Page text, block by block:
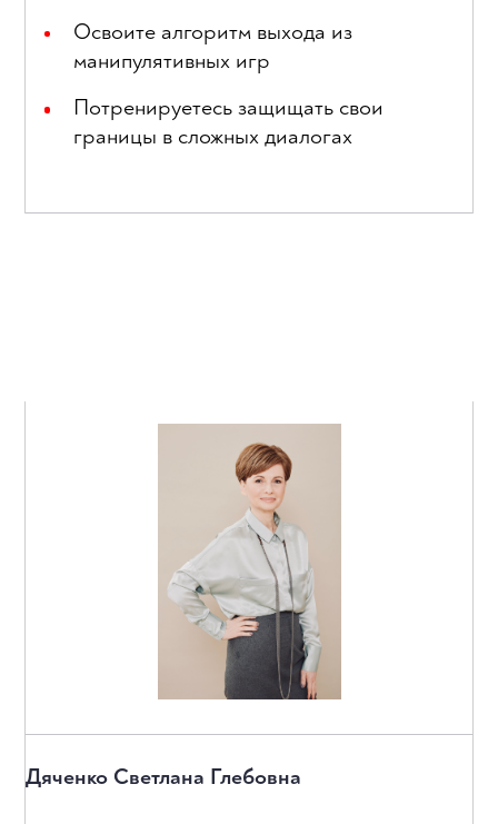
Освоите алгоритм выхода из
манипулятивных игр
Потренируетесь защищать свои
границы в сложных диалогах
Дяченко Светлана Глебовна